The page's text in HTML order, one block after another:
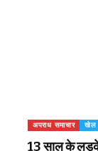
अपराध समाचार खेल
13 साल के लड़के